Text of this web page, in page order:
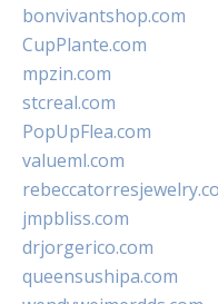
bonvivantshop.com
CupPlante.com
mpzin.com
stcreal.com
PopUpFlea.com
valueml.com
jmpbliss.com
drjorgerico.com
queensushipa.com